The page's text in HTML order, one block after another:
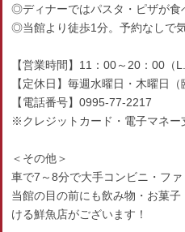
◎ディナーではパスタ・ピザが食
◎当館より徒歩1分。予約なしで
【営業時間】11：00～20：00（
【定休日】毎週水曜日・木曜日（
【電話番号】0995-77-2217
※クレジットカード・電子マネー
＜その他＞
車で7～8分で大手コンビニ・ファ
当館の目の前にも飲み物・お菓
ける鮮魚店がございます！